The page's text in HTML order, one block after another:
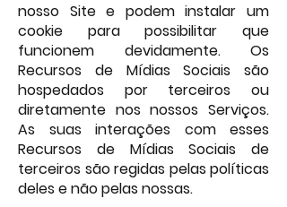
nosso Site e podem instalar um
cookie para possibilitar que
funcionem devidamente. Os
Recursos de Mídias Sociais são
hospedados por terceiros ou
diretamente nos nossos Serviços.
As suas interações com esses
Recursos de Mídias Sociais de
terceiros são regidas pelas políticas
deles e não pelas nossas.